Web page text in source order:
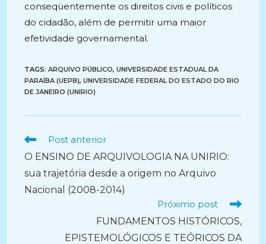
conseqüentemente os direitos civis e políticos
do cidadão, além de permitir uma maior
efetividade governamental.
TAGS:ARQUIVO PÚBLICO, UNIVERSIDADE ESTADUAL DA
PARAÍBA (UEPB), UNIVERSIDADE FEDERAL DO ESTADO DO RIO
DE JANEIRO (UNIRIO)
Ler
artigos
Post anterior
O ENSINO DE ARQUIVOLOGIA NA UNIRIO:
sua trajetória desde a origem no Arquivo
Nacional (2008-2014)
Próximo post
FUNDAMENTOS HISTÓRICOS,
EPISTEMOLÓGICOS E TEÓRICOS DA